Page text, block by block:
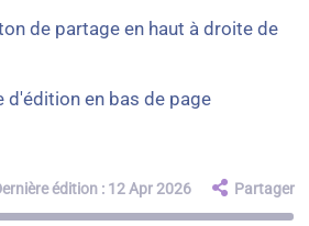
de partage en haut à droite de
d'édition en bas de page
édition : 12 Apr 2026 Partager